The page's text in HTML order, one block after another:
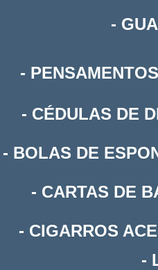
-
-
- CÉDULAS DE
- BOLAS DE
- CARTAS DE
- CIGARROS
-